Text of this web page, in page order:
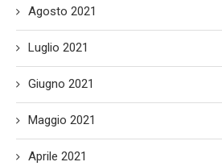
Agosto 2021
Luglio 2021
Giugno 2021
Maggio 2021
Aprile 2021